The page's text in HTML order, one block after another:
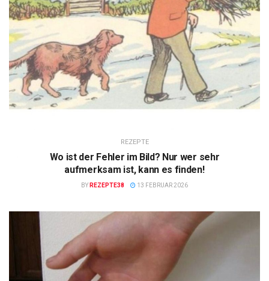
REZEPTE
Wo ist der Fehler im Bild? Nur wer sehr
aufmerksam ist, kann es finden!
BY REZEPTE38 13 FEBRUAR 2026